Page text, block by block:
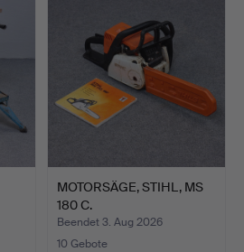
MOTORSÄGE, STIHL, MS
180 C.
Beendet 3. Aug 2026
10 Gebote